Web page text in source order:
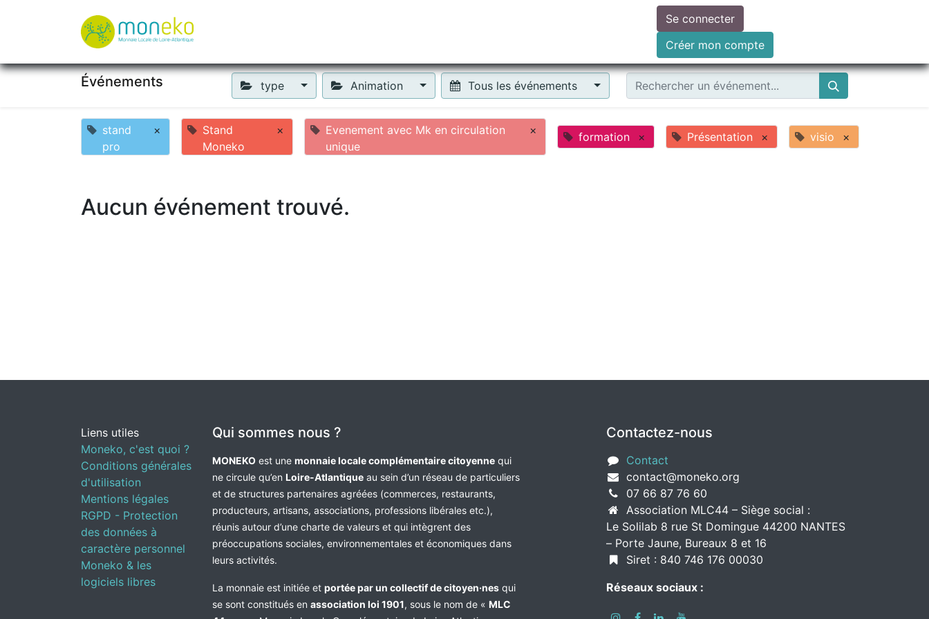
Faire un don
Se connecter
Créer mon compte
Événements type Animation Tous les événements
stand
pro
×
Stand
Moneko
×
Evenement avec Mk en circulation
unique
× formation × Présentation × visio ×
Aucun événement trouvé.
Liens utiles
Moneko, c'est quoi ?
Conditions générales
d'utilisation
Mentions légales
RGPD - Protection
des données à
caractère personnel
Moneko & les
logiciels libres
Qui sommes nous ?
MONEKO est une monnaie locale complémentaire citoyenne qui
ne circule qu’en Loire-Atlantique au sein d’un réseau de particuliers
et de structures partenaires agréées (commerces, restaurants,
producteurs, artisans, associations, professions libérales etc.),
réunis autour d’une charte de valeurs et qui intègrent des
préoccupations sociales, environnementales et économiques dans
leurs activités.
La monnaie est initiée et portée par un collectif de citoyen·nes qui
se sont constitués en association loi 1901, sous le nom de « MLC
Contactez-nous
Contact
contact@moneko.org
07 66 87 76 60
Association MLC44 – Siège social :
Le Solilab 8 rue St Domingue 44200 NANTES
– Porte Jaune, Bureaux 8 et 16
Siret : 840 746 176 00030
Réseaux sociaux :